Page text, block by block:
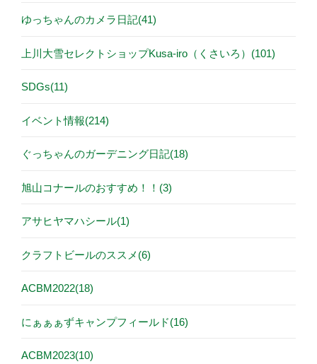
ゆっちゃんのカメラ日記(41)
上川大雪セレクトショップKusa-iro（くさいろ）(101)
SDGs(11)
イベント情報(214)
ぐっちゃんのガーデニング日記(18)
旭山コナールのおすすめ！！(3)
アサヒヤマハシール(1)
クラフトビールのススメ(6)
ACBM2022(18)
にぁぁぁずキャンプフィールド(16)
ACBM2023(10)